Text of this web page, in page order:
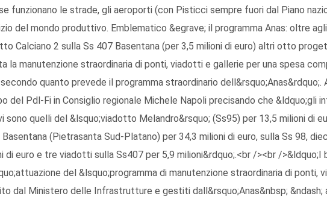
funzionano le strade, gli aeroporti (con Pisticci sempre fuori dal Piano
del mondo produttivo. Emblematico &egrave; il programma Anas: oltre agli
Calciano 2 sulla Ss 407 Basentana (per 3,5 milioni di euro) altri otto
la manutenzione straordinaria di ponti, viadotti e gallerie per una spesa
quanto prevede il programma straordinario dell&rsquo;Anas&rdquo;.
del Pdl-Fi in Consiglio regionale Michele Napoli precisando che &ldquo;gli
sono quelli del &lsquo;viadotto Melandro&rsquo; (Ss95) per 13,5 milioni di
(Pietrasanta Sud-Platano) per 34,3 milioni di euro, sulla Ss 98,
di euro e tre viadotti sulla Ss407 per 5,9 milioni&rdquo;.<br /><br />&ldquo;I
del &lsquo;programma di manutenzione straordinaria di ponti,
dal Ministero delle Infrastrutture e gestiti dall&rsquo;Anas&nbsp; &ndash;